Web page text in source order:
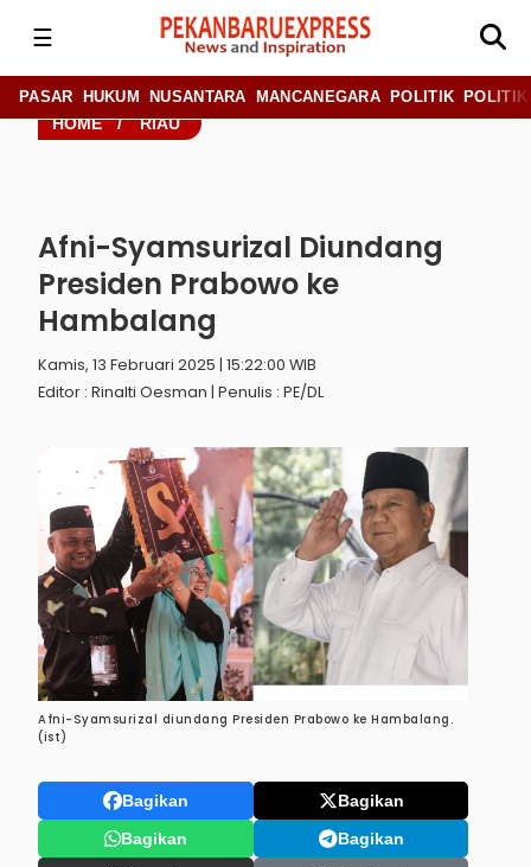
☰
PASAR HUKUM NUSANTARA MANCANEGARA POLITIK
HOME / RIAU
Afni-Syamsurizal Diundang
Presiden Prabowo ke
Hambalang
Kamis, 13 Februari 2025 | 15:22:00 WIB
Editor : Rinalti Oesman | Penulis : PE/DL
Afni-Syamsurizal diundang Presiden Prabowo ke Hambalang.
(ist)
Bagikan
Bagikan
Bagikan
Bagikan